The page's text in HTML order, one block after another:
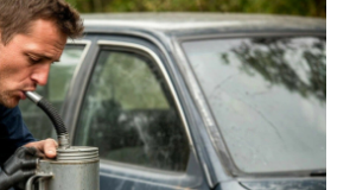
Бату отметил юбилей в
спасли сердце восьмиклассницы